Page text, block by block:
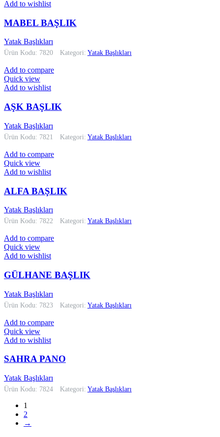
Add to wishlist
MABEL BAŞLIK
Yatak Başlıkları
Ürün Kodu: 7820 Kategori: Yatak Başlıkları
Add to compare
Quick view
Add to wishlist
AŞK BAŞLIK
Yatak Başlıkları
Ürün Kodu: 7821 Kategori: Yatak Başlıkları
Add to compare
Quick view
Add to wishlist
ALFA BAŞLIK
Yatak Başlıkları
Ürün Kodu: 7822 Kategori: Yatak Başlıkları
Add to compare
Quick view
Add to wishlist
GÜLHANE BAŞLIK
Yatak Başlıkları
Ürün Kodu: 7823 Kategori: Yatak Başlıkları
Add to compare
Quick view
Add to wishlist
SAHRA PANO
Yatak Başlıkları
Ürün Kodu: 7824 Kategori: Yatak Başlıkları
1
2
→